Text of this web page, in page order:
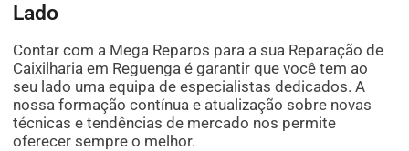
Lado
Contar com a Mega Reparos para a sua Reparação de
Caixilharia em Reguenga é garantir que você tem ao
seu lado uma equipa de especialistas dedicados. A
nossa formação contínua e atualização sobre novas
técnicas e tendências de mercado nos permite
oferecer sempre o melhor.